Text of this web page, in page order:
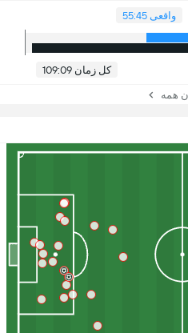
واقعی 55:45
کل زمان 109:09
همه